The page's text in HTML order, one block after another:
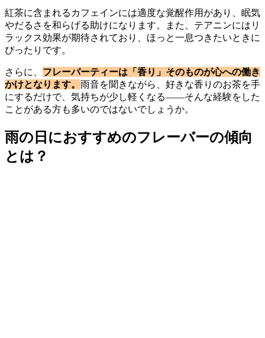
紅茶に含まれるカフェインには適度な覚醒作用があり、眠気
やだるさを和らげる助けになります。また、テアニンにはリ
ラックス効果が期待されており、ほっと一息つきたいときに
ぴったりです。
さらに、 フレーバーティーは「香り」そのものが心への働き
かけとなります。 雨音を聞きながら、好きな香りのお茶を手
にするだけで、気持ちが少し軽くなる——そんな経験をした
ことがある方も多いのではないでしょうか。
雨の日におすすめのフレーバーの傾向
とは？